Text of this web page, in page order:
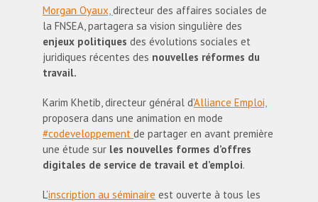
Morgan Oyaux,directeur des affaires sociales de
la FNSEA, partagera sa vision singulière des
enjeux politiques des évolutions sociales et
juridiques récentes des nouvelles réformes du
travail.
Karim Khetib, directeur général d’Alliance Emploi,
proposera dans une animation en mode
#codeveloppement de partager en avant première
une étude sur les nouvelles formes d’offres
digitales de service de travail et d’emploi.
L’inscription au séminaire est ouverte à tous les